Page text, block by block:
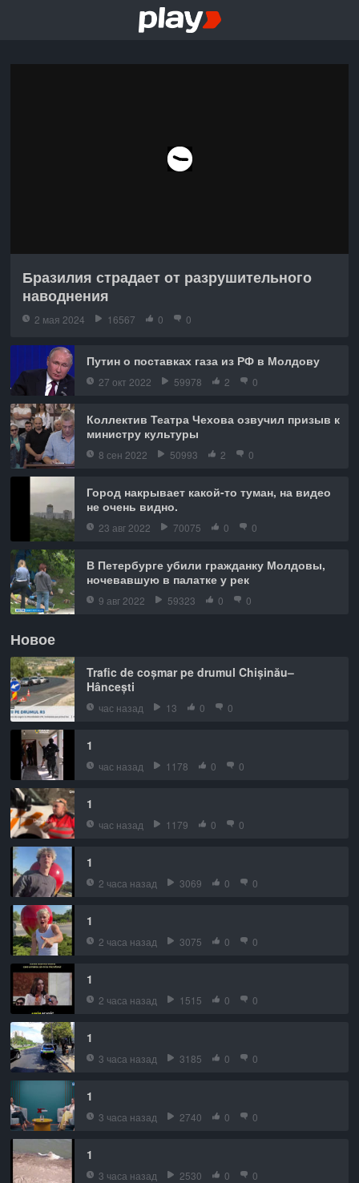
Бразилия страдает от разрушительного
наводнения
2 мая 2024 16567 0 0
Путин о поставках газа из РФ в Молдову
27 окт 2022 59978 2 0
Коллектив Театра Чехова озвучил призыв к
министру культуры
8 сен 2022 50993 2 0
Город накрывает какой-то туман, на видео
не очень видно.
23 авг 2022 70075 0 0
В Петербурге убили гражданку Молдовы,
ночевавшую в палатке у рек
9 авг 2022 59323 0 0
Новое
Trafic de coșmar pe drumul Chișinău–
Hâncești
час назад 13 0 0
1
час назад 1178 0 0
1
час назад 1179 0 0
1
2 часа назад 3069 0 0
1
2 часа назад 3075 0 0
1
2 часа назад 1515 0 0
1
3 часа назад 3185 0 0
1
3 часа назад 2740 0 0
1
3 часа назад 2530 0 0